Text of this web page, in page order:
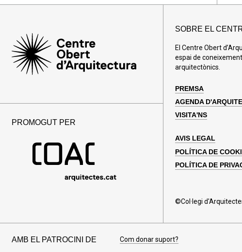
PROMOGUT PER
SOBRE EL
El Centre Obert
espai de
arquitectònics.
PREMSA
AGENDA
VISITA'NS
AVIS LEGAL
POLÍTICA DE
POLÍTICA DE
©Col·legi
AMB EL PATROCINI DE Com donar suport?